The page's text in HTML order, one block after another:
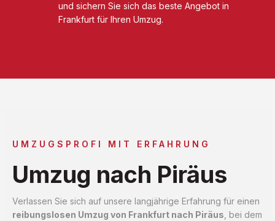
und sichern Sie sich das beste Angebot in
Frankfurt für Ihren Umzug.
UMZUGSPROFI MIT ERFAHRUNG
Umzug nach Piräus
Verlassen Sie sich auf unsere langjährige Erfahrung für einen
reibungslosen Umzug von Frankfurt nach Piräus , bei dem